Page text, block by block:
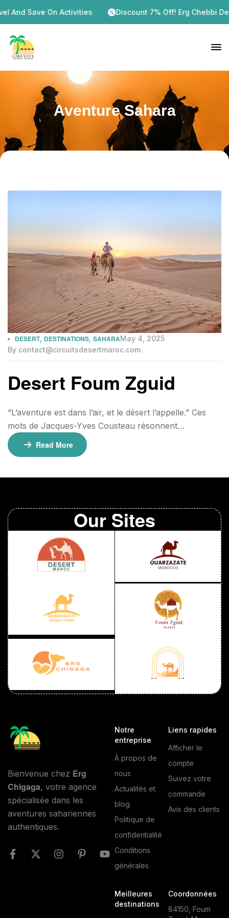
And Save On Activities Discount 7% Off! Erg Chebbi
Aventure Sahara
DESERT, DESTINATIONS SAHARAMay 4, 2025
By contact@circuitsdesertmaroc.com
Desert Foum Zguid
“L’aventure est dans l’air, et le désert l’appelle.” Ces
mots de Jacques-Yves Cousteau résonnent
particulièrement lorsqu’on parle du désert de Foum
Zguid, une destination unique qui offre une expérience
marocain, ce désert attire les aventuriers et les
époustouflants et son atmosphère paisible. […]
Read More
Our Sites
Bienvenue chez Erg
Chigaga, votre agence
spécialisée dans les
aventures sahariennes
authentiques.
Notre
entreprise
À propos de
nous
Actualités et
blog
Politique de
confidentialité
Conditions
générales
Liens rapides
Afficher le
compte
Suivez votre
commande
Avis des clients
Meilleures
destinations
Coordonnées
84150, Foum